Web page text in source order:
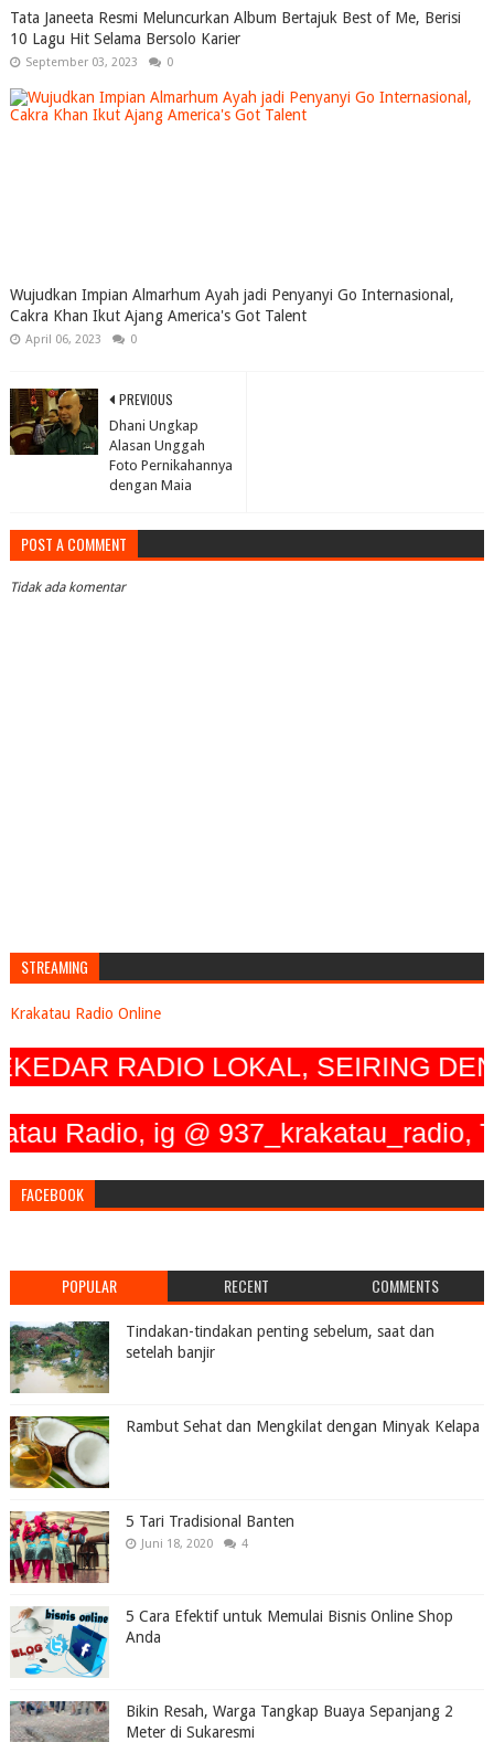
Tata Janeeta Resmi Meluncurkan Album Bertajuk Best of Me, Berisi
10 Lagu Hit Selama Bersolo Karier
September 03, 2023 0
Wujudkan Impian Almarhum Ayah jadi Penyanyi Go Internasional,
Cakra Khan Ikut Ajang America's Got Talent
April 06, 2023 0
PREVIOUS
Dhani Ungkap
Alasan Unggah
Foto Pernikahannya
dengan Maia
POST A COMMENT
Tidak ada komentar
STREAMING
Krakatau Radio Online
RADIO LOKAL, SEIRING
Radio, ig @ 937_krakatau_radio,
FACEBOOK
POPULAR RECENT COMMENTS
Tindakan-tindakan penting sebelum, saat dan
setelah banjir
Rambut Sehat dan Mengkilat dengan Minyak Kelapa
5 Tari Tradisional Banten
Juni 18, 2020 4
5 Cara Efektif untuk Memulai Bisnis Online Shop
Anda
Bikin Resah, Warga Tangkap Buaya Sepanjang 2
Meter di Sukaresmi